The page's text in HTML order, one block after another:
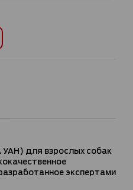
для взрослых собак
экспертами